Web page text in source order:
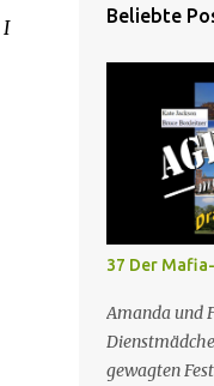
Beliebte
37 Der
Amanda und
gewagten